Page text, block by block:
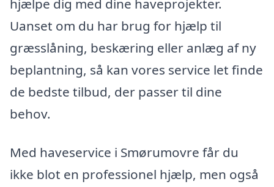
Uanset om du har brug for hjælp til
græsslåning, beskæring eller anlæg af ny
beplantning, så kan vores service let finde
de bedste tilbud, der passer til dine
behov.
Med haveservice i Smørumovre får du
ikke blot en professionel hjælp, men også